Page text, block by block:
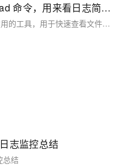
如何在 Linux 中优雅的使用 head 命令，用来看日志简直溜的不行
`head` 命令是 Linux 系统中一个非常实用的工具，用于快速查看文件的开头部分内容。本文介绍了 `head` 命令的基本用法、高级用法、实际应用案例及注意事项，帮助用户高效处理文件和日志，提升工作效率。
志监控总结
总结